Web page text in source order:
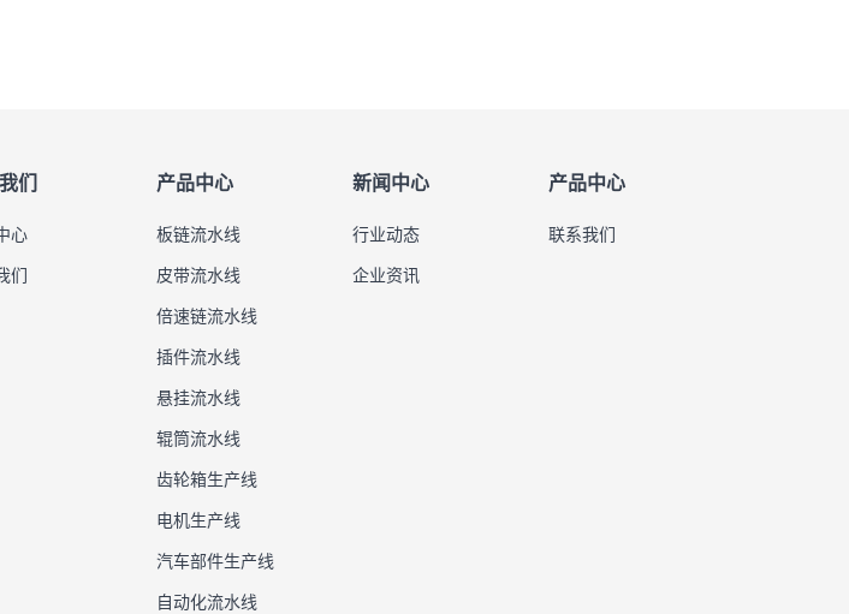
们
心
们
产品中心
板链流水线
皮带流水线
倍速链流水线
插件流水线
悬挂流水线
辊筒流水线
齿轮箱生产线
电机生产线
汽车部件生产线
自动化流水线
新闻中心
行业动态
企业资讯
产品中心
联系我们